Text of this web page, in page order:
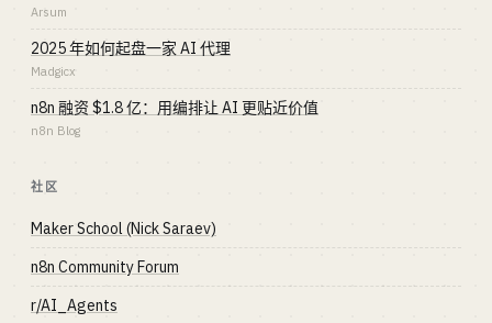
Arsum
2025 年如何起盘一家 AI 代理
Madgicx
n8n 融资 $1.8 亿：用编排让 AI 更贴近价值
n8n Blog
社区
Maker School (Nick Saraev)
n8n Community Forum
r/AI_Agents